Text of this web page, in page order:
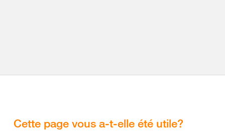
Cette page vous a-t-elle été utile?